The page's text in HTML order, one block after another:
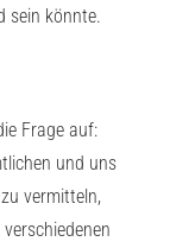
sein könnte.
Frage auf:
und uns
vermitteln,